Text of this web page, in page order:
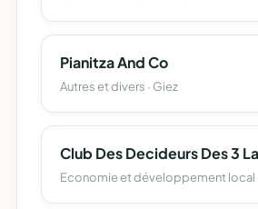
Pianitza And Co
Autres et divers · Giez
Club Des Decideurs Des 3
Economie et développement local